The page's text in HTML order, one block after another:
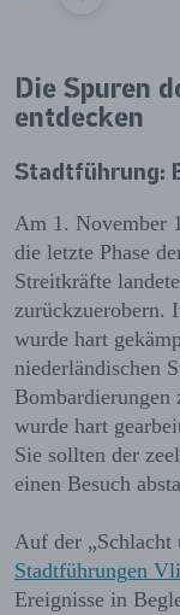
VOLGENDE
Die Spuren
entdecken
Stadtführung:
Am 1. November
die letzte Phase
Streitkräfte
zurückzuerobern.
wurde hart
niederländischen
Bombardierungen
wurde hart
Sie sollten der
einen Besuch
Auf der „Schlacht
Stadtführungen
Ereignisse in